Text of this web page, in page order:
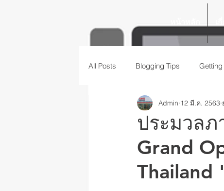
หน้าหลัก เ
All Posts Blogging Tips Getting
ประมวลภ
Grand
Thailand
Admin 12 มี.ค. 2563